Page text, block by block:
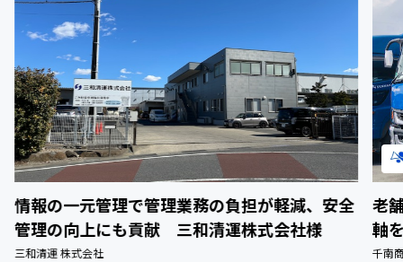
情報の一元管理で管理業務の負担が軽減、安全
管理の向上にも貢献 三和清運株式会社様
三和清運 株式会社
老
軸
千南